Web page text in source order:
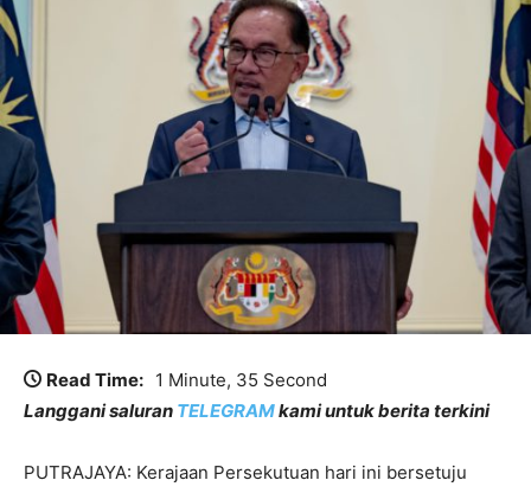
Read Time: 1 Minute, 35 Second
Langgani saluran TELEGRAMkami untuk berita terkini
PUTRAJAYA: Kerajaan Persekutuan hari ini bersetuju